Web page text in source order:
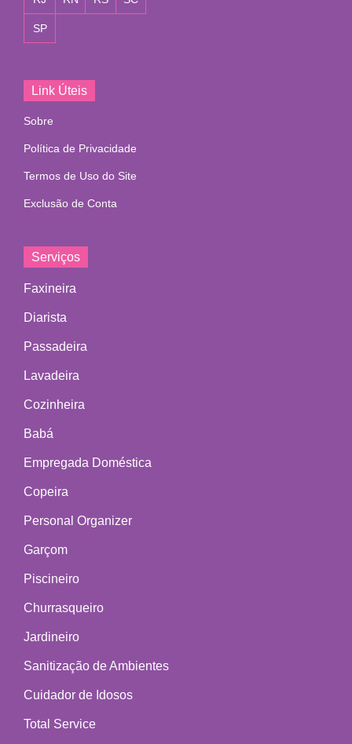
SP
Link Úteis
Sobre
Política de Privacidade
Termos de Uso do Site
Exclusão de Conta
Serviços
Faxineira
Diarista
Passadeira
Lavadeira
Cozinheira
Babá
Empregada Doméstica
Copeira
Personal Organizer
Garçom
Piscineiro
Churrasqueiro
Jardineiro
Sanitização de Ambientes
Cuidador de Idosos
Total Service